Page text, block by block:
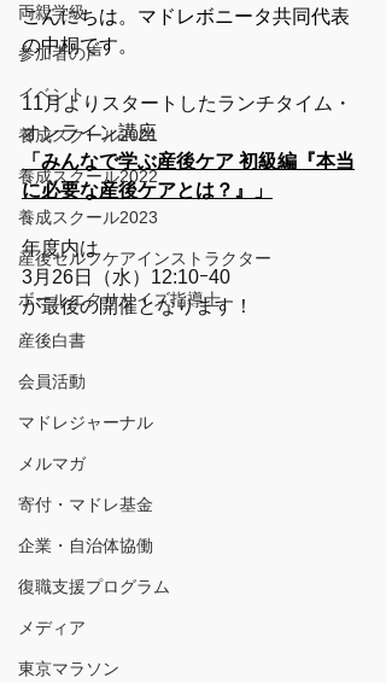
両親学級
参加者の声
イベント
養成スクール2021
養成スクール2022
養成スクール2023
産後セルフケアインストラクター
ボールエクササイズ指導士
産後白書
会員活動
マドレジャーナル
メルマガ
寄付・マドレ基金
企業・自治体協働
復職支援プログラム
メディア
東京マラソン
こんにちは。マドレボニータ共同代表
の中桐です。
11月よりスタートしたランチタイム・
オンライン講座
「みんなで学ぶ産後ケア 初級編『本当
に必要な産後ケアとは？』」
年度内は
3月26日（水）12:10ｰ40
が最後の開催となります！